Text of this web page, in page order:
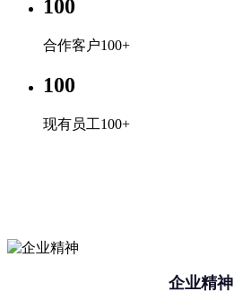
100
合作客户100+
100
现有员工100+
企业精神